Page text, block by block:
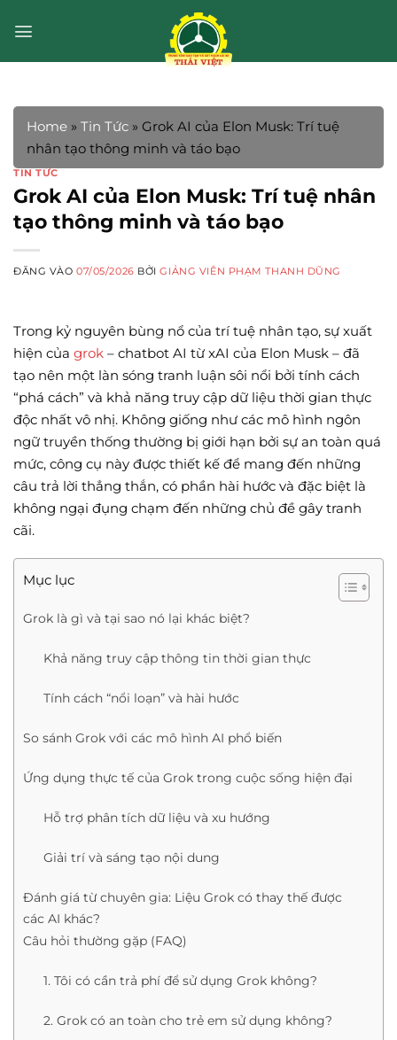
qua
Home » Tin Tức » Grok AI của Elon Musk: Trí tuệ
nhân tạo thông minh và táo bạo
TIN TỨC
Grok AI của Elon Musk: Trí tuệ nhân
tạo thông minh và táo bạo
ĐĂNG VÀO07/05/2026 BỞIGIẢNG VIÊN PHẠM THANH DŨNG
Trong kỷ nguyên bùng nổ của trí tuệ nhân tạo, sự xuất
hiện của grok – chatbot AI từ xAI của Elon Musk – đã
tạo nên một làn sóng tranh luận sôi nổi bởi tính cách
“phá cách” và khả năng truy cập dữ liệu thời gian thực
độc nhất vô nhị. Không giống như các mô hình ngôn
ngữ truyền thống thường bị giới hạn bởi sự an toàn quá
mức, công cụ này được thiết kế để mang đến những
câu trả lời thẳng thắn, có phần hài hước và đặc biệt là
không ngại đụng chạm đến những chủ đề gây tranh
cãi.
Mục lục
Grok là gì và tại sao nó lại khác biệt?
Khả năng truy cập thông tin thời gian thực
Tính cách “nổi loạn” và hài hước
So sánh Grok với các mô hình AI phổ biến
Ứng dụng thực tế của Grok trong cuộc sống hiện đại
Hỗ trợ phân tích dữ liệu và xu hướng
Giải trí và sáng tạo nội dung
Đánh giá từ chuyên gia: Liệu Grok có thay thế được
các AI khác?
Câu hỏi thường gặp (FAQ)
1. Tôi có cần trả phí để sử dụng Grok không?
2. Grok có an toàn cho trẻ em sử dụng không?